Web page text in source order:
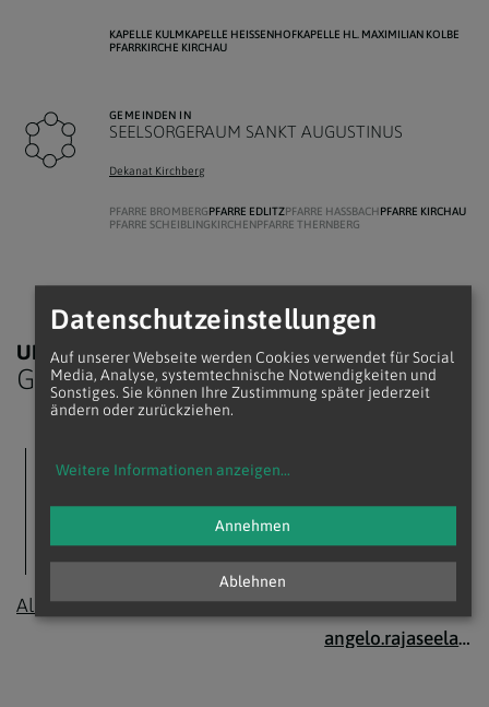
KAPELLE KULMKAPELLE HEISSENHOF KAPELLE HL. MAXIMILIAN KOLBE
PFARRKIRCHE KIRCHAU
GEMEINDEN IN
SEELSORGERAUM SANKT AUGUSTINUS
Dekanat Kirchberg
PFARRE BROMBERGPFARRE EDLITZPFARRE HASSBACH
PFARRE KIRCHAU
PFARRE SCHEIBLINGKIRCHENPFARRE THERNBERG
UNSERE
Gottesdienste
Es sind zurzeit keine
Termine vorhanden.
Alle Termine
UNSER
Team
KAPLAN
Mag. Clarence
Rajaseelan, B.phil.
angelo.rajaseelan@katholischekirche.at
Datenschutzeinstellungen
Auf unserer Webseite werden Cookies verwendet für Social
Media, Analyse, systemtechnische Notwendigkeiten und
Sonstiges. Sie können Ihre Zustimmung später jederzeit
ändern oder zurückziehen.
Weitere Informationen anzeigen...
Ablehnen
Annehmen